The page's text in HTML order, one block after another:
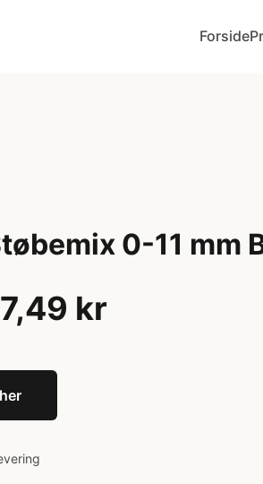
Forside
0-11 mm
kr